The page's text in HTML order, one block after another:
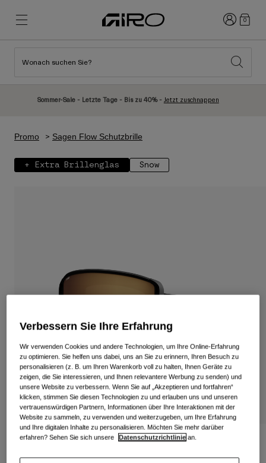
Neuzugänge
Rennrad Helme
Schuhe
Rennrad Schuhe
Gravel Schuhe
Alle anzeigen
Bekleidung
Neuzugänge
Ski
Snowboard
Mit austauschbaren Gläsern
Damen
Ersatzgläser
Alle anzeigen
Anmelden
0
Wonach suchen Sie?
Sommer-Sale - Letzte Tage - Bis zu 40% - Jetzt zuschnappen
Promo Sagen Flow Schutzbrille
+ Extra Brillenglas Snow
Sagen Flow Schutzbrille
Verbessern Sie Ihre Erfahrung
Wir verwenden Cookies und andere Technologien, um Ihre Online-Erfahrung
zu optimieren. Sie helfen uns dabei, uns an Sie zu erinnern, Ihren Besuch zu
personalisieren (z. B. um Ihren Warenkorb voll zu halten, Ihnen Geräte zu
zeigen, die Sie interessieren, und Ihnen relevantere Werbung zu senden) und
unsere Website zu verbessern. Wenn Sie auf „Akzeptieren und fortfahren“
klicken, stimmen Sie diesen Technologien zu und erlauben uns und unseren
vertrauenswürdigen Partnern, Informationen über Ihre Interaktionen mit der
Website zu sammeln, zu verwenden und weiterzugeben, um Ihre Erfahrung
und Ihre digitalen Inhalte zu personalisieren. Möchten Sie mehr darüber
erfahren? Sehen Sie sich unsere
Datenschutzrichtlinie an.